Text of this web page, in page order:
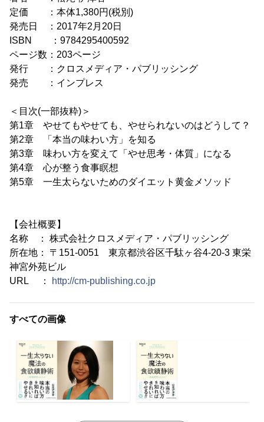
定価 ：本体1,380円(税別)
発売日 ：2017年2月20日
ISBN ：9784295400592
ページ数：203ページ
発行 ：クロスメディア・パブリッシング
発売 ：インプレス
＜目次(一部抜粋)＞
第1章 やせてもやせても、やせられないのはどうして？
第2章 「本当の味わい方」を知る
第3章 味わい方を変えて「やせ思考・体質」になる
第4章 心が整う食事瞑想
第5章 一生太らないためのダイエット黄金メソッド
【会社概要】
名称 ： 株式会社クロスメディア・パブリッシング
所在地： 〒151-0051 東京都渋谷区千駄ヶ谷4-20-3 東栄
神宮外苑ビル
URL ：
http://cm-publishing.co.jp
すべての画像